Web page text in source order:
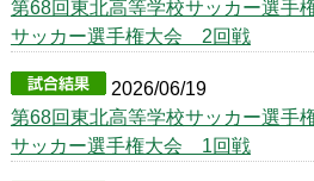
第68回東北高等学校サッカー選手
サッカー選手権大会 2回戦
2026/06/19
第68回東北高等学校サッカー選手
サッカー選手権大会 1回戦